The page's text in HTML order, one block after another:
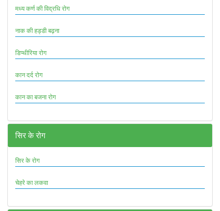
मध्य कर्ण की विद्रधि रोग
नाक की हड्डी बढ़ना
डिप्थीरिया रोग
कान दर्द रोग
कान का बजना रोग
सिर के रोग
सिर के रोग
चेहरे का लकवा